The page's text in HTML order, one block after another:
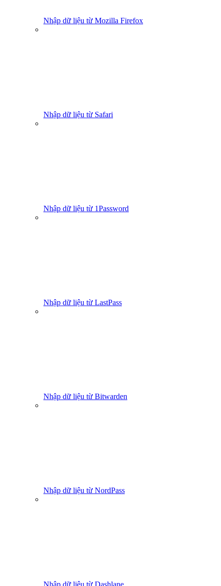
Nhập dữ liệu từ Mozilla Firefox
Nhập dữ liệu từ Safari
Nhập dữ liệu từ 1Password
Nhập dữ liệu từ LastPass
Nhập dữ liệu từ Bitwarden
Nhập dữ liệu từ NordPass